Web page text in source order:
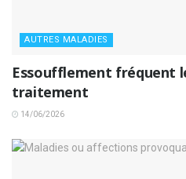
AUTRES MALADIES
Essoufflement fréquent
traitement
14/06/2026